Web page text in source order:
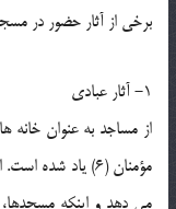
برخی از آثار حضور در
1- آثار عبادی
مؤمنان (6) یاد